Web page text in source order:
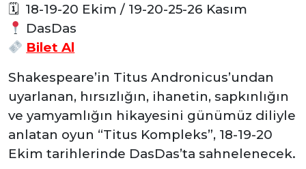
🗓 18-19-20 Ekim / 19-20-25-26 Kasım
DasDas
Bilet Al
Shakespeare’in Titus Andronicus’undan
uyarlanan, hırsızlığın, ihanetin, sapkınlığın
ve yamyamlığın hikayesini günümüz diliyle
anlatan oyun “Titus Kompleks”, 18-19-20
Ekim tarihlerinde DasDas’ta sahnelenecek.